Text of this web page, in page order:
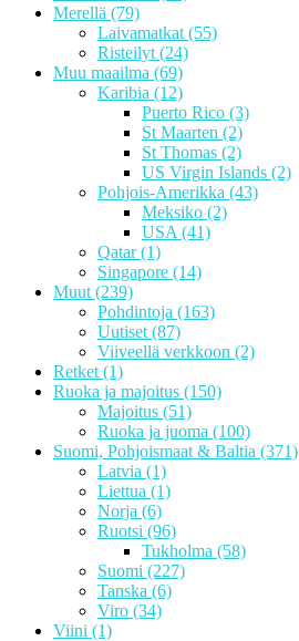
Merellä (79)
Laivamatkat (55)
Risteilyt (24)
Muu maailma (69)
Karibia (12)
Puerto Rico (3)
St Maarten (2)
St Thomas (2)
US Virgin Islands (2)
Pohjois-Amerikka (43)
Meksiko (2)
USA (41)
Qatar(1)
Singapore (14)
Muut (239)
Pohdintoja (163)
Uutiset (87)
Viiveellä verkkoon (2)
Retket (1)
Ruoka ja majoitus (150)
Majoitus (51)
Ruoka ja juoma (100)
Suomi, Pohjoismaat & Baltia (371)
Latvia (1)
Liettua (1)
Norja (6)
Ruotsi (96)
Tukholma (58)
Suomi (227)
Tanska (6)
Viro (34)
Viini (1)